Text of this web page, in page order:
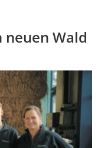
neuen Wald